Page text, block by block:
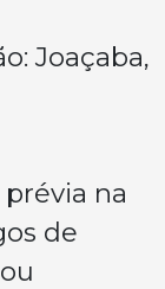
Joaçaba,
na
de